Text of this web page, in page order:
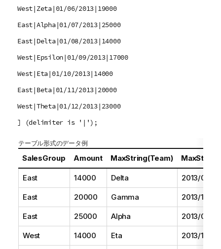
West|Zeta|01/06/2013|19000
East|Alpha|01/07/2013|25000
East|Delta|01/08/2013|14000
West|Epsilon|01/09/2013|17000
West|Eta|01/10/2013|14000
East|Beta|01/11/2013|20000
West|Theta|01/12/2013|23000
] (delimiter is '|');
テーブル形式のデータ例
SalesGroup Amount MaxString(Team)
East 14000 Delta 2013/08/01
East 20000 Gamma 2013/11/01
East 25000 Alpha 2013/07/01
West 14000 Eta 2013/10/01